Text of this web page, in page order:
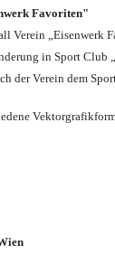
Favoriten"
Verein „Eisenwerk
in Sport
der Verein dem